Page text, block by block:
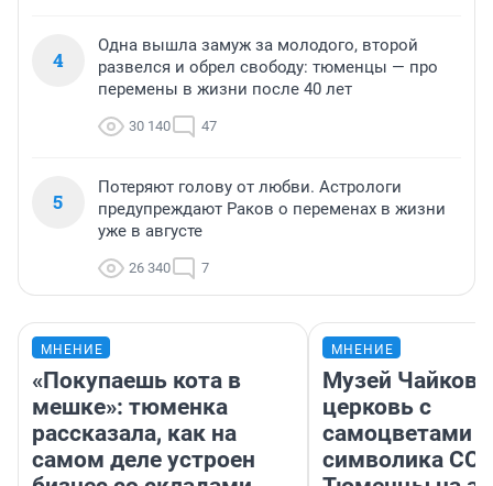
4
Одна вышла замуж за молодого, второй
развелся и обрел свободу: тюменцы — про
перемены в жизни после 40 лет
30 140 47
5
Потеряют голову от любви. Астрологи
предупреждают Раков о переменах в жизни
уже в августе
26 340 7
МНЕНИЕ
«Покупаешь кота в
мешке»: тюменка
рассказала, как на
самом деле устроен
МНЕНИЕ
Музей
церковь с
самоцветами
символика